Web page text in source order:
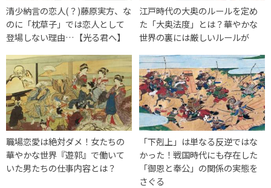
清少納言の恋人(？)藤原実方、な
のに「枕草子」では恋人として
登場しない理由…【光る君へ】
江戸時代の大奥のルールを定め
た「大奥法度」とは？華やかな
世界の裏には厳しいルールが
職場恋愛は絶対ダメ！女たちの
華やかな世界『遊郭』で働いて
いた男たちの仕事内容とは？
「下剋上」は単なる反逆ではな
かった！戦国時代にも存在した
「御恩と奉公」の関係の実態を
さぐる